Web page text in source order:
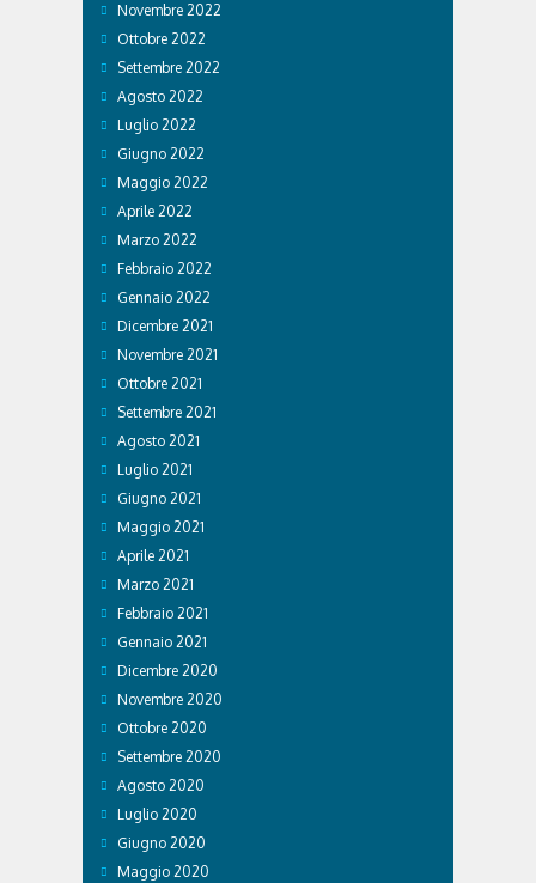
Novembre 2022
Ottobre 2022
Settembre 2022
Agosto 2022
Luglio 2022
Giugno 2022
Maggio 2022
Aprile 2022
Marzo 2022
Febbraio 2022
Gennaio 2022
Dicembre 2021
Novembre 2021
Ottobre 2021
Settembre 2021
Agosto 2021
Luglio 2021
Giugno 2021
Maggio 2021
Aprile 2021
Marzo 2021
Febbraio 2021
Gennaio 2021
Dicembre 2020
Novembre 2020
Ottobre 2020
Settembre 2020
Agosto 2020
Luglio 2020
Giugno 2020
Maggio 2020